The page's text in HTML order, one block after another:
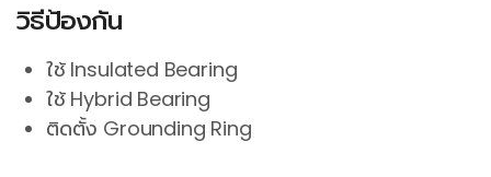
วิธีป้องกัน
ใช้ Insulated Bearing
ใช้ Hybrid Bearing
ติดตั้ง Grounding Ring